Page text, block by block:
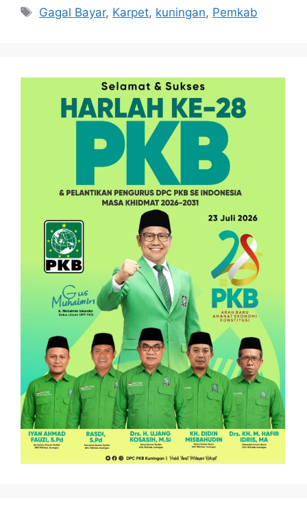
Tag
Gagal Bayar, Karpet, kuningan, Pemkab